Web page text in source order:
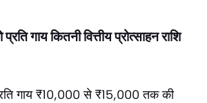
गाय कितनी वित्तीय प्रोत्साहन राशि
गाय ₹10,000 से ₹15,000 तक की